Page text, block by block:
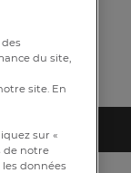
du site,
site. En
sur «
de notre
les données